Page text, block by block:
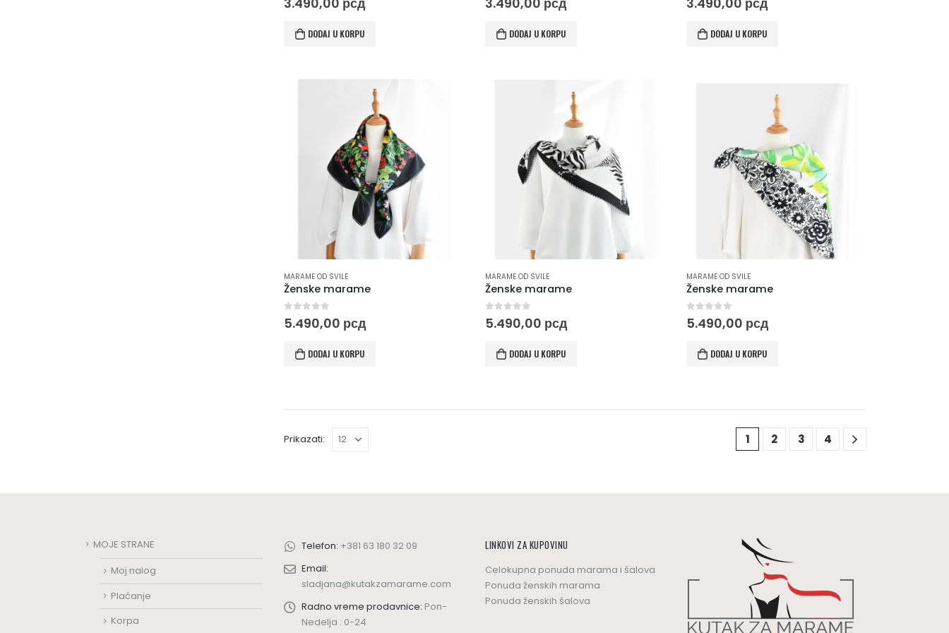
DODAJ U KORPU DODAJ U KORPU DODAJ U KORPU
MARAME OD SVILE
Ženske marame
0out of 5
5.490,00 рсд
DODAJ U KORPU
MARAME OD SVILE
Ženske marame
0out of 5
5.490,00 рсд
DODAJ U KORPU
MARAME OD SVILE
Ženske marame
0out of 5
5.490,00 рсд
DODAJ U KORPU
Prikazati: 1 2 3 4
MOJE STRANE
Moj nalog
Plaćanje
Korpa
Telefon: +381 63 180 32 09
Email:
sladjana@kutakzamarame.com
Radno vreme prodavnice: Pon-
Nedelja : 0-24
LINKOVI ZA KUPOVINU
Celokupna ponuda marama i šalova
Ponuda ženskih marama
Ponuda ženskih šalova